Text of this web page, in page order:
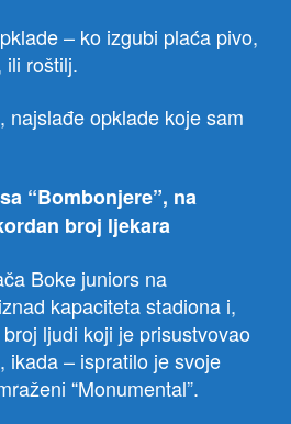
– ko izgubi plaća pivo,
ili roštilj.
najslađe opklade koje sam
“Bombonjere”, na
broj ljekara
Boke juniors na
kapaciteta stadiona i,
ljudi koji je prisustvovao
ikada – ispratilo je svoje
“Monumental”.